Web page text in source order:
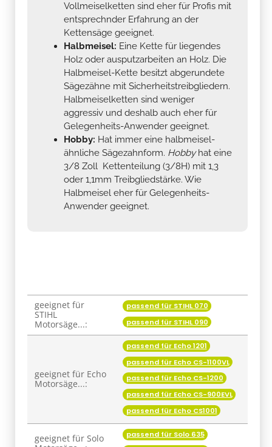
Vollmeiselketten sind eher für Profis mit
entsprechnder Erfahrung an der
Kettensäge geeignet.
Halbmeisel: Eine Kette für liegendes
Holz oder ausputzarbeiten an Holz. Die
Halbmeisel-Kette besitzt abgerundete
Sägezähne mit Sicherheitstreibgliedern.
Halbmeiselketten sind weniger
aggressiv und deshalb auch eher für
Gelegenheits-Anwender geeignet.
Hobby: Hat immer eine halbmeisel-
ähnliche Sägezahnform. Hobbyhat eine
3/8 Zoll Kettenteilung (3/8H) mit 1,3
oder 1,1mm Treibgliedstärke. Wie
Halbmeisel eher für Gelegenheits-
Anwender geeignet.
Produkteigenschaft
Wert
geeignet für
STIHL
Motorsäge...:
passend für STIHL 070
passend für STIHL 090
geeignet für Echo
Motorsäge...:
passend für Echo 1201
passend für Echo CS-1100VL
passend für Echo CS-1200
passend für Echo CS-900EVL
passend für Echo CS1001
geeignet für Solo
passend für Solo 635